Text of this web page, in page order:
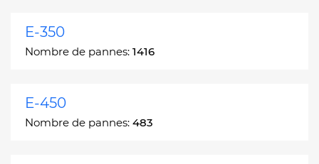
E-350
Nombre de pannes: 1416
E-450
Nombre de pannes: 483